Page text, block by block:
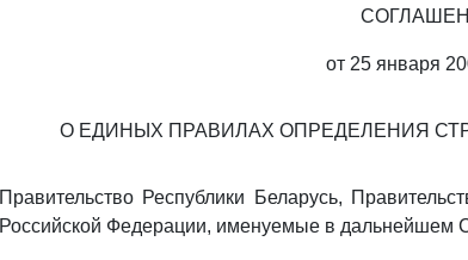
от 25 января
О ЕДИНЫХ ПРАВИЛАХ ОПРЕДЕЛЕНИЯ
Правительство Республики Беларусь,
Российской Федерации, именуемые в дальнейшем